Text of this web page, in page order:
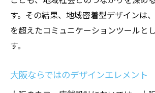
す。その結果、地域密着型デザインは
を超えたコミュニケーションツールと
す。
大阪ならではのデザインエレメント